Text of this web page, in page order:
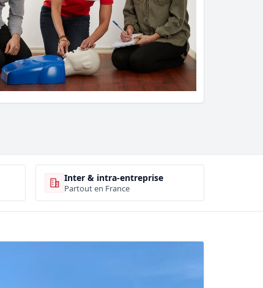
Inter & intra-entreprise
Partout en France